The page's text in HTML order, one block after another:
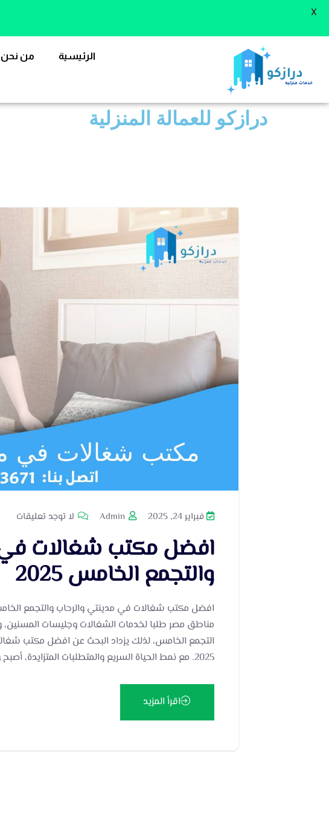
الرئيسية من نحن
درازكو للعمالة المنزلية
فبراير 24, 2025 لا توجد تعليقات
افضل مكتب شغالات في
والتجمع الخامس 2025
مناطق مصر طلبا لخدمات الشغالات وجليسات المسنين،
التجمع الخامس، لذلك يزداد البحث عن افضل مكتب
2025. مع نمط الحياة السريع والمتطلبات المتزايدة، أصبح وجود شغالات بالمنزل ضرورة للكثير من […]
اقرأ المزيد
X